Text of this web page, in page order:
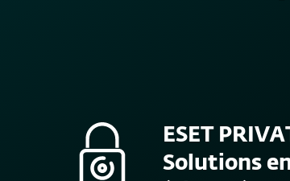
ESET
Solutions